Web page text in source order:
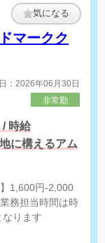
気になる
マークク
：2026年06月30日
非常勤
/ 時給
に構えるアム
務担当時間は時
ります